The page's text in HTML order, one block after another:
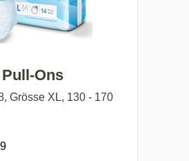
Ons
Grösse XL, 130 - 170